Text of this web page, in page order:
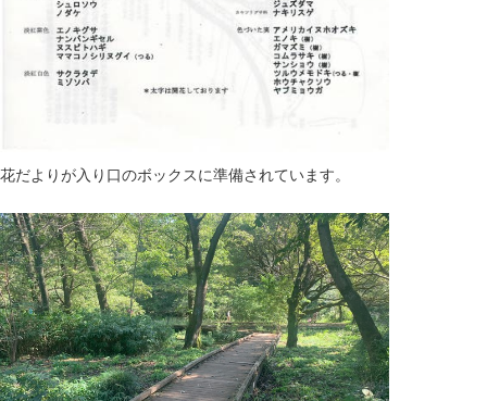
花だよりが入り口のボックスに準備されています。